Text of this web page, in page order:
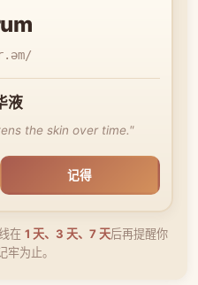
液
the skin over time."
记得
在 1 天、3 天、7 天后再提醒你
为止。